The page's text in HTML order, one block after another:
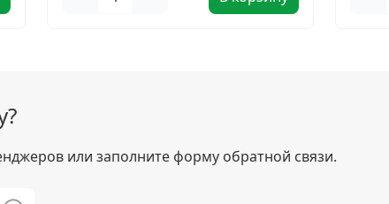
или заполните форму обратной связи.